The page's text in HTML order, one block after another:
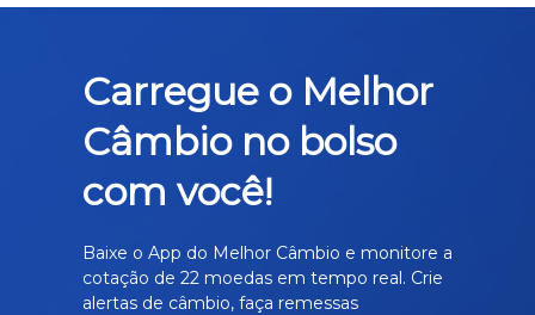
Carregue o Melhor
Câmbio no bolso
com você!
Baixe o App do Melhor Câmbio e monitore a
cotação de 22 moedas em tempo real. Crie
alertas de câmbio, faça remessas